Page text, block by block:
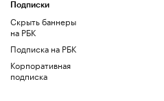
Подписки
Скрыть баннеры
на РБК
Подписка на РБК
Корпоративная
подписка